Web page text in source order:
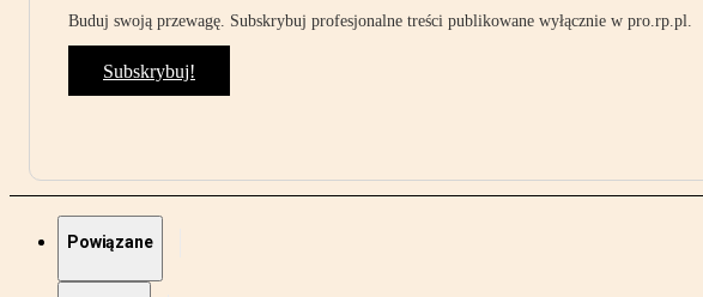
Buduj swoją przewagę. Subskrybuj profesjonalne treści publikowane wyłącznie w pro.rp.pl.
Subskrybuj!
Powiązane